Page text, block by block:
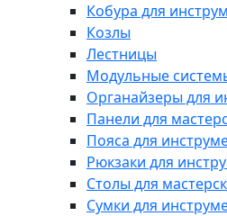
Кобура для
Козлы
Лестницы
Модульные
Органайзеры для
Панели для
Пояса для
Рюкзаки для
Столы для
Сумки для